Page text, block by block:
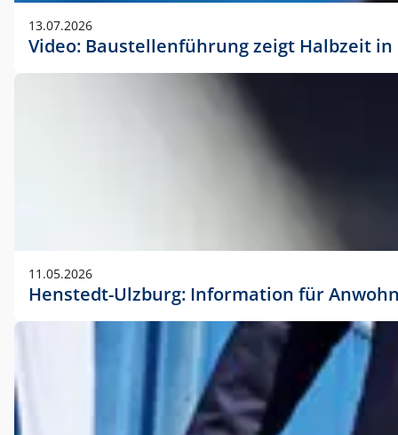
13.07.2026
Video: Baustellenführung zeigt Halbzeit
11.05.2026
Henstedt-Ulzburg: Information für